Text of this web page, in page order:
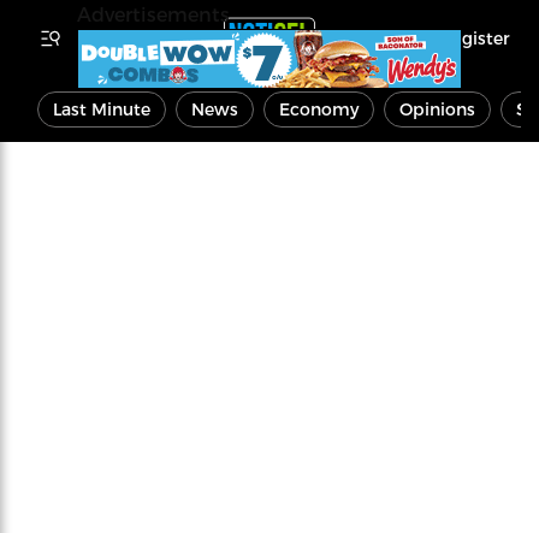
Register
Last Minute News Economy Opinions
Advertisements